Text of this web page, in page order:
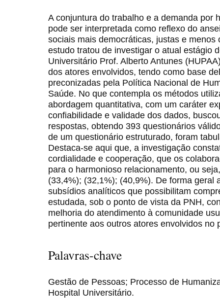
A conjuntura do trabalho e a demanda por
pode ser interpretada como reflexo do
sociais mais democráticas, justas e menos
estudo tratou de investigar o atual estágio
Universitário Prof. Alberto Antunes
dos atores envolvidos, tendo como base
preconizadas pela Política Nacional de
Saúde. No que contempla os métodos
abordagem quantitativa, com um caráter
confiabilidade e validade dos dados,
respostas, obtendo 393 questionários
de um questionário estruturado, foram
Destaca-se aqui que, a investigação
cordialidade e cooperação, que os
para o harmonioso relacionamento, ou
(33,4%); (32,1%); (40,9%). De forma geral
subsídios analíticos que possibilitam
estudada, sob o ponto de vista da PNH,
melhoria do atendimento à comunidade
pertinente aos outros atores envolvidos no
Palavras-chave
Gestão de Pessoas; Processo de
Hospital Universitário.